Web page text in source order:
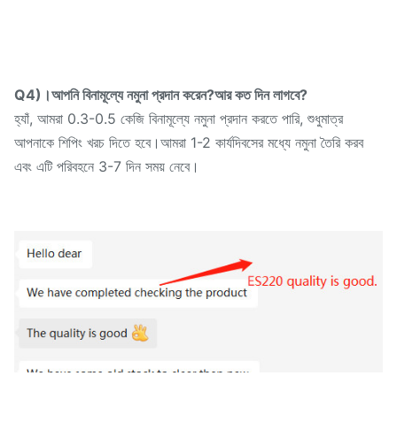
Q4)।আপনি বিনামূল্যে নমুনা প্রদান করেন?আর কত দিন লাগবে?
হ্যাঁ, আমরা 0.3-0.5 কেজি বিনামূল্যে নমুনা প্রদান করতে পারি, শুধুমাত্র
আপনাকে শিপিং খরচ দিতে হবে।আমরা 1-2 কার্যদিবসের মধ্যে নমুনা তৈরি করব
এবং এটি পরিবহনে 3-7 দিন সময় নেবে।